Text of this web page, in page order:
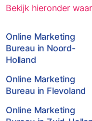
Bekijk hieronder
Online Marketing
Bureau in Noord-
Holland
Online Marketing
Bureau in Flevoland
Online Marketing